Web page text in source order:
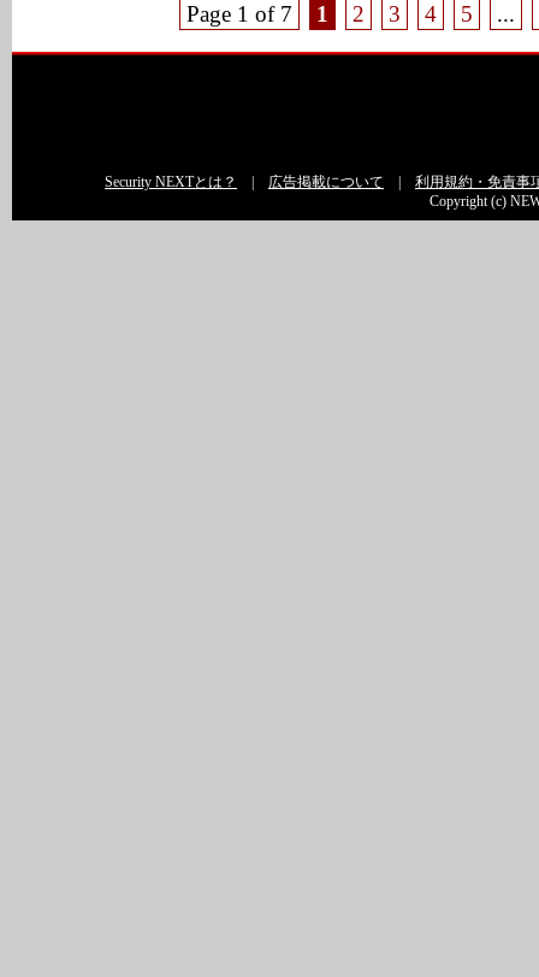
Page 1 of 7 1 2 3 4 5 ...
Security NEXTとは？ 広告掲載について
利用規約・免責事
Copyright (c)